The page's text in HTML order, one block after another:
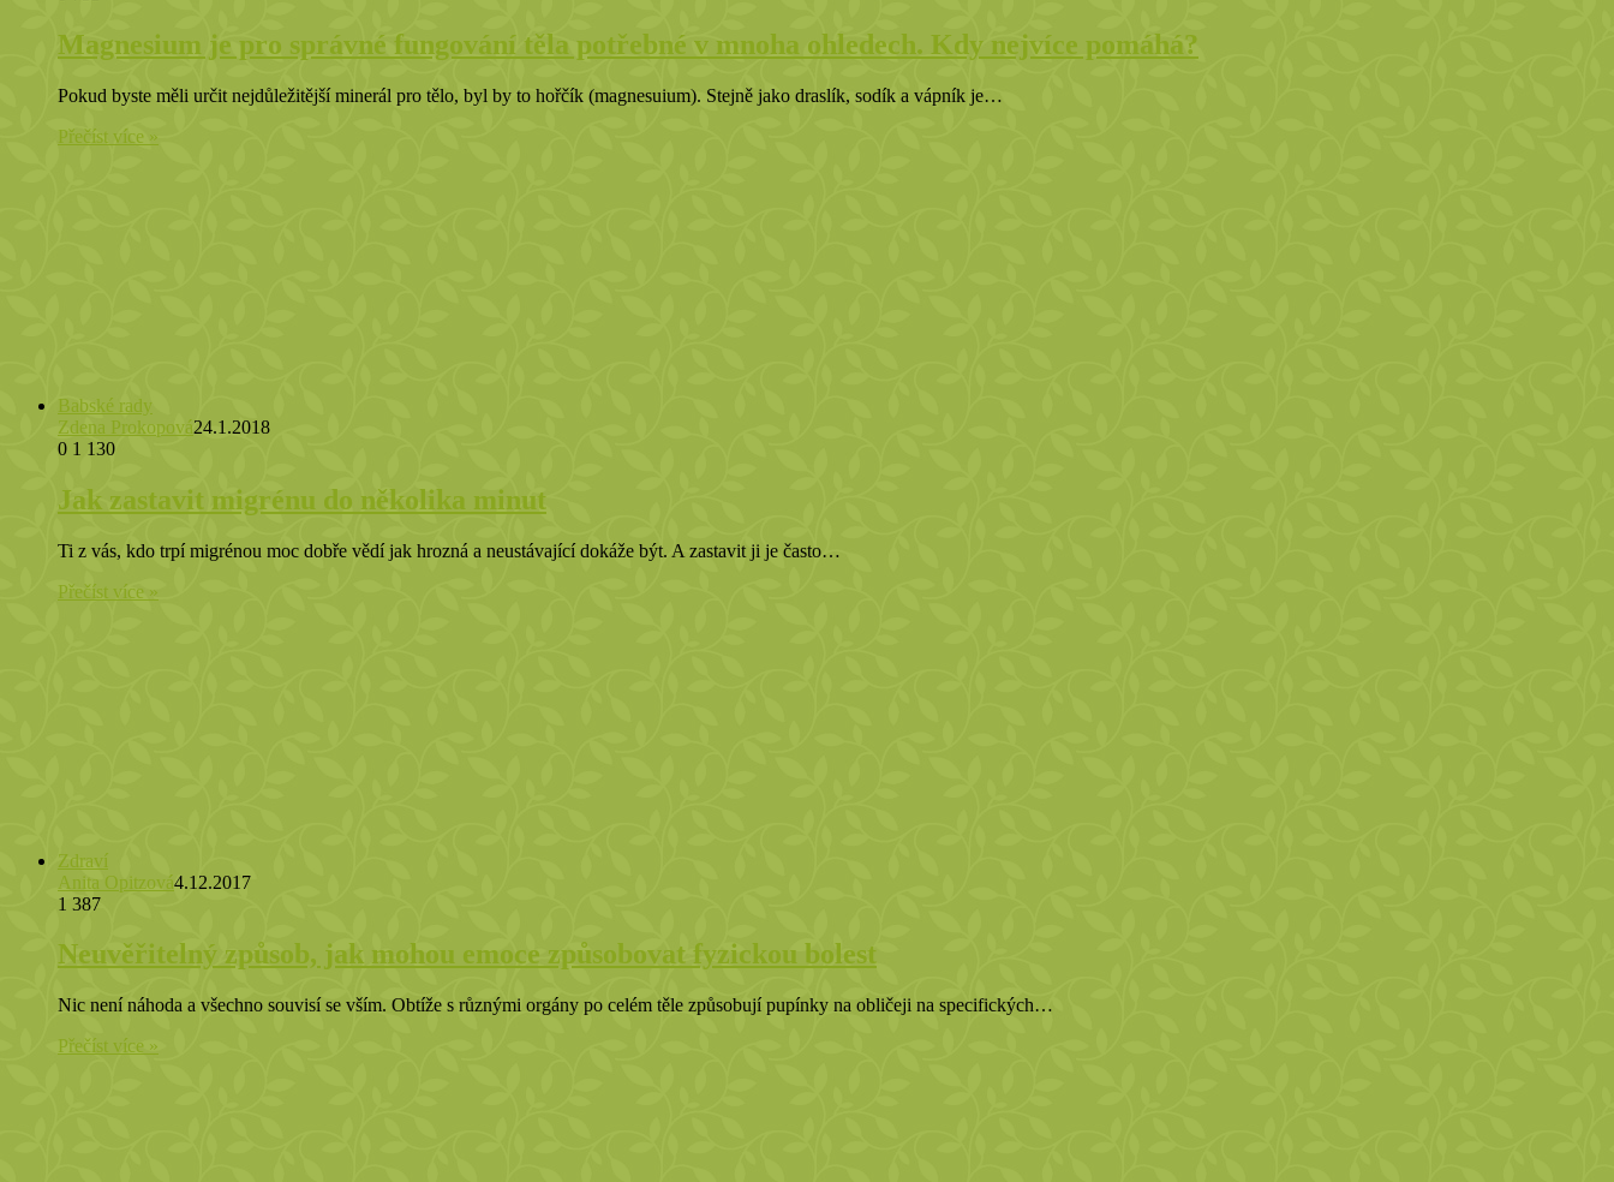
Magnesium je pro správné fungování těla potřebné v mnoha ohledech. Kdy nejvíce pomáhá?
Pokud byste měli určit nejdůležitější minerál pro tělo, byl by to hořčík (magnesuium). Stejně jako draslík, sodík a vápník je…
Přečíst více »
Babské rady
Zdena Prokopová24.1.2018
0 1 130
Jak zastavit migrénu do několika minut
Ti z vás, kdo trpí migrénou moc dobře vědí jak hrozná a neustávající dokáže být. A zastavit ji je často…
Přečíst více »
Zdraví
Anita Opitzová4.12.2017
1 387
Neuvěřitelný způsob, jak mohou emoce způsobovat fyzickou bolest
Nic není náhoda a všechno souvisí se vším. Obtíže s různými orgány po celém těle způsobují pupínky na obličeji na specifických…
Přečíst více »